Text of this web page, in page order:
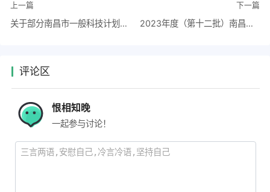
上一篇
关于部分南昌市一般科技计划项目验收评审结果、项目终止的公示
下一篇
2023年度（第十二批）南昌市市级企业技术中心拟认定名单公示
评论区
恨相知晚
一起参与讨论！